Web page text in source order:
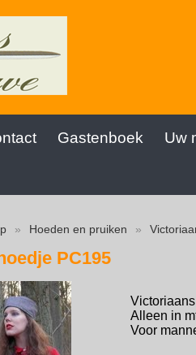
Gastenboek Uw
» Hoeden en pruiken »
PC195
Alleen in
Voor